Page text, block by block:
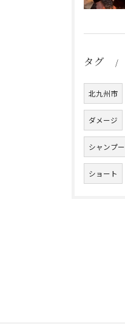
タグ
北九州市
ダメージ
シャンプー
ショート